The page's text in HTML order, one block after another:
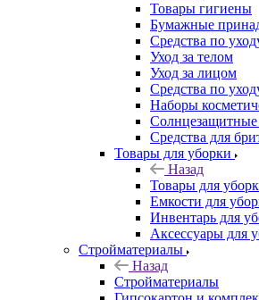
Товары гигиены
Бумажные
Средства по
Уход за телом
Уход за лицом
Средства по
Наборы
Солнцезащитные
Средства для
Товары для уборки
Назад
Товары для
Емкости для
Инвентарь для
Аксессуары для
Стройматериалы
Назад
Стройматериалы